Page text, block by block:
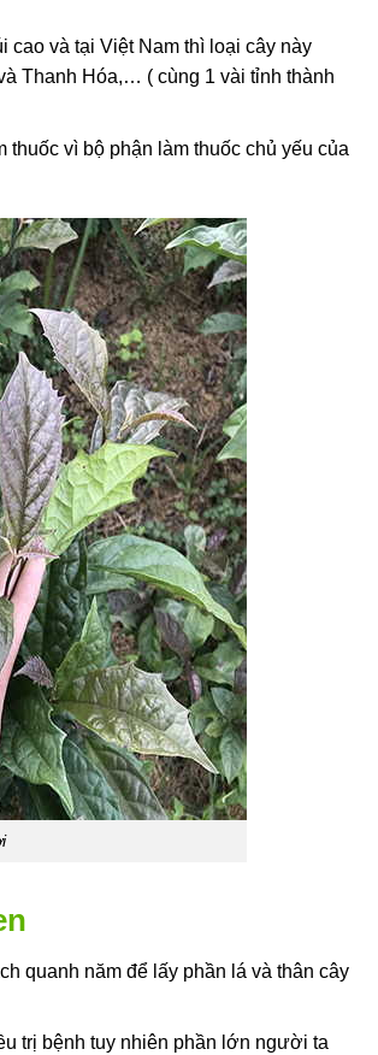
cao và tại Việt Nam thì loại cây này
Thanh Hóa,… ( cùng 1 vài tỉnh thành
vì bộ phận làm thuốc chủ yếu của
quanh năm để lấy phần lá và thân cây
trị bệnh tuy nhiên phần lớn người ta